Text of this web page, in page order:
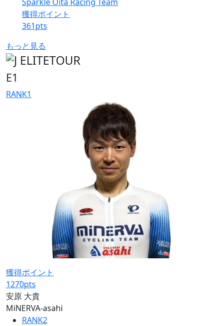
獲得ポイント
361pts
もっと見る
E1
RANK1
獲得ポイント
1270pts
安原 大貴
MiNERVA-asahi
RANK2